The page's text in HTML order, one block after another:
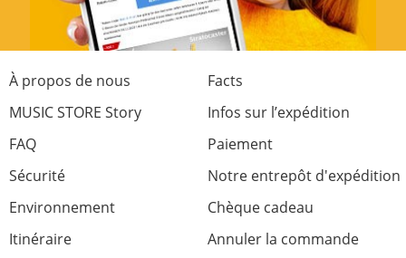
À propos de nous
Facts
MUSIC STORE Story
Infos sur l’expédition
FAQ
Paiement
Sécurité
Notre entrepôt d'expédition
Environnement
Chèque cadeau
Itinéraire
Annuler la commande